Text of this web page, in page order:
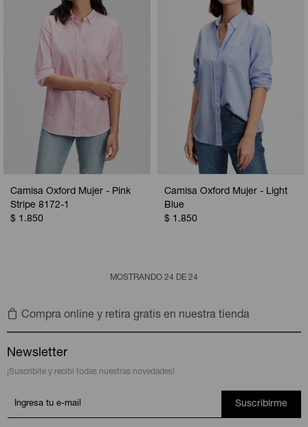
Camisa Oxford Mujer - Pink
Stripe 8172-1
$ 1.850
Camisa Oxford Mujer - Light
Blue
$ 1.850
MOSTRANDO 24 DE 24
Compra online y retira gratis en nuestra tienda
Newsletter
¡Suscribite y recibí todas nuestras novedades!
Suscribirme